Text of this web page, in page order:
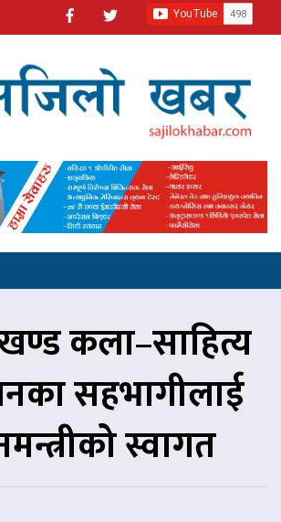
कला–साहित्य
सहभागीलाई
स्वागत